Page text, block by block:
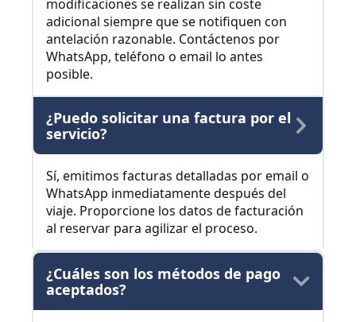
modificaciones se realizan sin coste
adicional siempre que se notifiquen con
antelación razonable. Contáctenos por
WhatsApp, teléfono o email lo antes
posible.
¿Puedo solicitar una factura por el
servicio?
Sí, emitimos facturas detalladas por email o
WhatsApp inmediatamente después del
viaje. Proporcione los datos de facturación
al reservar para agilizar el proceso.
¿Cuáles son los métodos de pago
aceptados?